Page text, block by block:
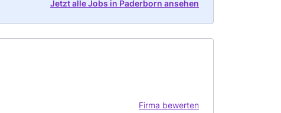
Jetzt alle Jobs in Paderborn ansehen
Firma bewerten